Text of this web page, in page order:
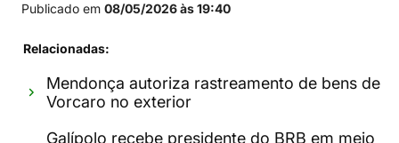
Publicado em 08/05/2026 às 19:40
Relacionadas:
Mendonça autoriza rastreamento de bens de
Vorcaro no exterior
Galípolo recebe presidente do BRB em meio